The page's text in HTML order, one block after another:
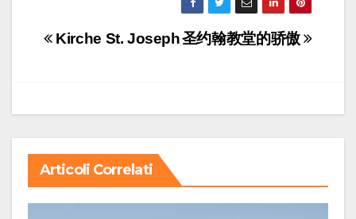
Navigazione圣约翰教堂的骄傲
Kirche St. Joseph
Articoli Correlati